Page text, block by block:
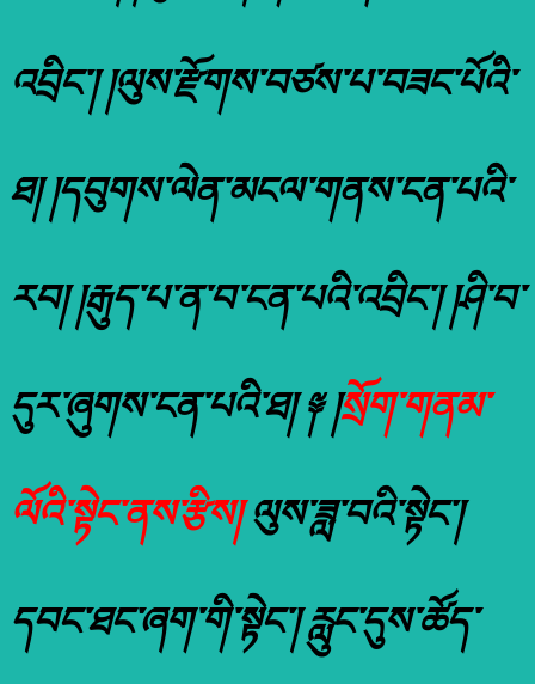
འབྲིང་། །ལུས་རྫོགས་བཙས་པ་བཟང་པོའི་
ཐ། །དབུགས་ལེན་མངལ་གནས་ངན་པའི་
རབ། །རྒུད་པ་ན་བ་ངན་པའི་འབྲིང་། །ཤི་བ་
དུར་ཞུགས་ངན་པའི་ཐ། ༈ །སྲོག་གནམ་
ལོའི་སྟེང་ནས་རྩིས།ལུས་ཟླ་བའི་སྟེང་།
དབང་ཐང་ཞག་གི་སྟེང་། རླུང་དུས་ཚོད་